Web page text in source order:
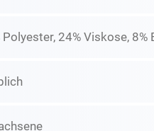
Polyester, 24% Viskose, 8%